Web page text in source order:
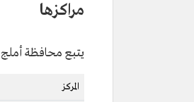
مراكزها
يتبع محافظة أملج 14 مركزًا إداريًا، اثنان من فئة "أ"، و12 من فئة "ب"، هي:
المركز